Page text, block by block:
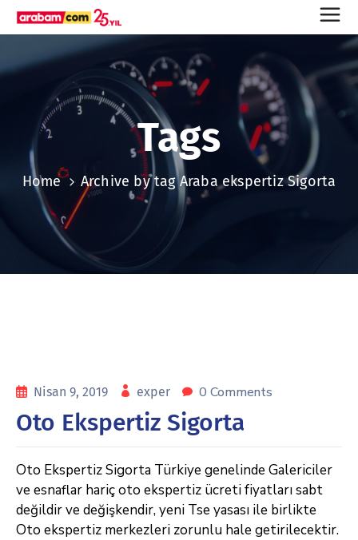
Tags
Home Archive by tag Araba ekspertiz Sigorta
Nisan 9, 2019 exper 0 Comments
Oto Ekspertiz Sigorta
Oto Ekspertiz Sigorta Türkiye genelinde Galericiler
ve esnaflar hariç oto ekspertiz ücreti fiyatları sabt
değildir ve değişkendir, yeni Tse yasası ile birlikte
Oto ekspertiz merkezleri zorunlu hale getirilecektir.